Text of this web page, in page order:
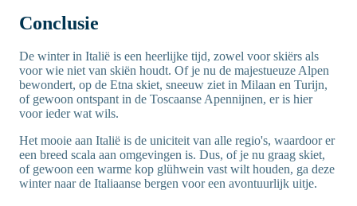
Conclusie
De winter in Italië is een heerlijke tijd, zowel voor skiërs als
voor wie niet van skiën houdt. Of je nu de majestueuze Alpen
bewondert, op de Etna skiet, sneeuw ziet in Milaan en Turijn,
of gewoon ontspant in de Toscaanse Apennijnen, er is hier
voor ieder wat wils.
Het mooie aan Italië is de uniciteit van alle regio's, waardoor er
een breed scala aan omgevingen is. Dus, of je nu graag skiet,
of gewoon een warme kop glühwein vast wilt houden, ga deze
winter naar de Italiaanse bergen voor een avontuurlijk uitje.